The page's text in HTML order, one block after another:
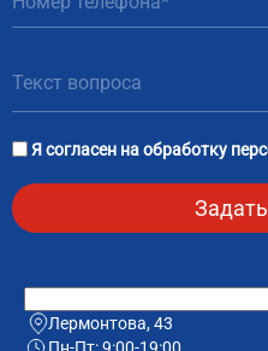
Я согласен наобработку
Лермонтова, 43